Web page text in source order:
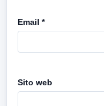
Email *
Sito web